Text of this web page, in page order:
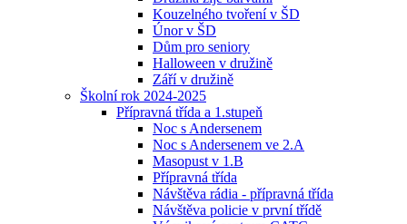
Kouzelného tvoření v ŠD
Únor v ŠD
Dům pro seniory
Halloween v družině
Září v družině
Školní rok 2024-2025
Přípravná třída a 1.stupeň
Noc s Andersenem
Noc s Andersenem ve 2.A
Masopust v 1.B
Přípravná třída
Návštěva rádia - přípravná třída
Návštěva policie v první třídě